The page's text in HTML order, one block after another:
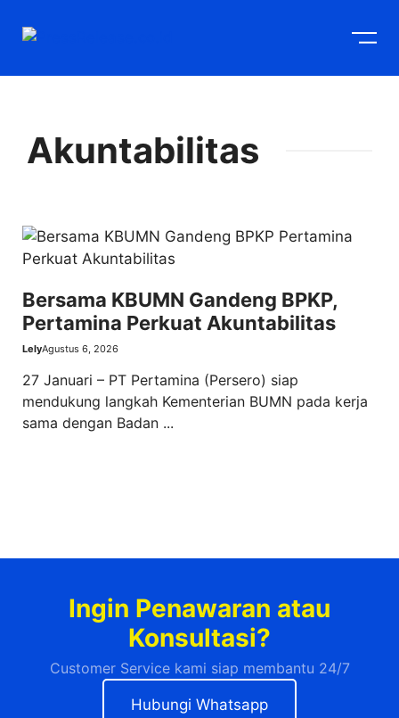
Akuntabilitas
Bersama KBUMN Gandeng BPKP,
Pertamina Perkuat Akuntabilitas
LelyAgustus 6, 2026
27 Januari – PT Pertamina (Persero) siap
mendukung langkah Kementerian BUMN pada kerja
sama dengan Badan ...
Ingin Penawaran atau
Konsultasi?
Customer Service kami siap membantu 24/7
Hubungi Whatsapp